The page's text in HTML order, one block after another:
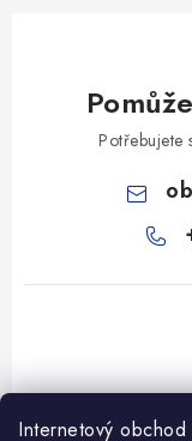
Internetový
Potřebujete